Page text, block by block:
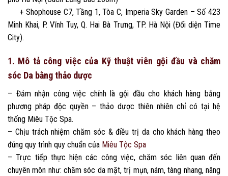
+ Shophouse C7, Tầng 1, Tòa C, Imperia Sky Garden – Số 423
Minh Khai, P. Vĩnh Tuy, Q. Hai Bà Trưng, TP. Hà Nội (Đối diện Time
City).
1. Mô tả công việc của Kỹ thuật viên gội đầu và chăm
sóc Da bằng thảo dược
– Đảm nhận công việc chính là gội đầu cho khách hàng bằng
phương pháp độc quyền – thảo dược thiên nhiên chỉ có tại hệ
thống Miêu Tộc Spa.
– Chịu trách nhiệm chăm sóc & điều trị da cho khách hàng theo
đúng quy trình quy chuẩn của Miêu Tộc Spa
– Trực tiếp thực hiện các công việc, chăm sóc liên quan đến
chuyên môn như: chăm sóc da mặt, trị mụn, nám, tàng nhang, nâng